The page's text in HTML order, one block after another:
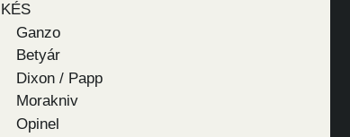
KÉS
Ganzo
Betyár
Dixon / Papp
Morakniv
Opinel